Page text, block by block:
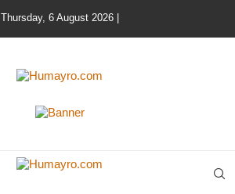
Thursday, 6 August 2026 |